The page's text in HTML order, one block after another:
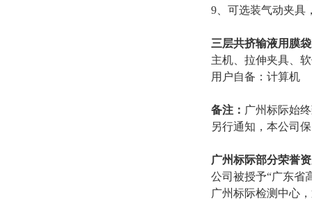
9、可选装气动夹具
三层共挤输液用膜
主机、拉伸夹具、
用户自备：计算机
备注： 广州标际始
另行通知，本公司
广州标际部分荣誉
公司被授予“广东省
广州标际检测中心